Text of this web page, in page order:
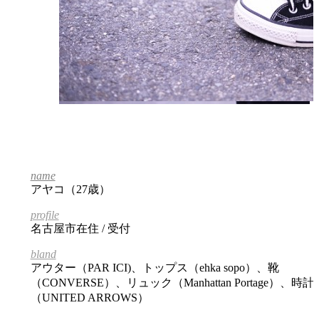
name
アヤコ（27歳）
profile
名古屋市在住 / 受付
bland
アウター（PAR ICI)、トップス（ehka sopo）、靴
（CONVERSE）、リュック（Manhattan Portage）、時計
（UNITED ARROWS）